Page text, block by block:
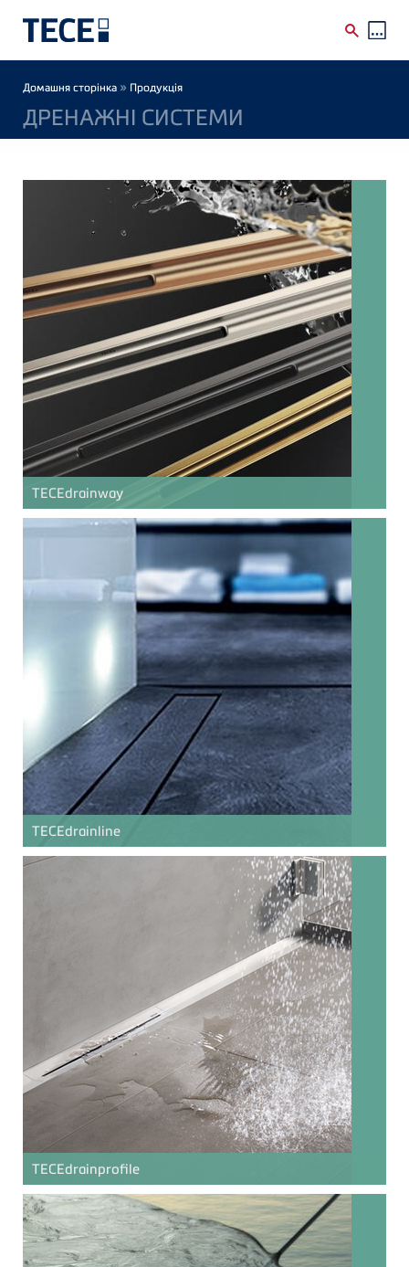
Breadcrumb
Домашня сторінка » Продукція
ДРЕНАЖНІ СИСТЕМИ
TECEdrainway
TECEdrainline
TECEdrainprofile